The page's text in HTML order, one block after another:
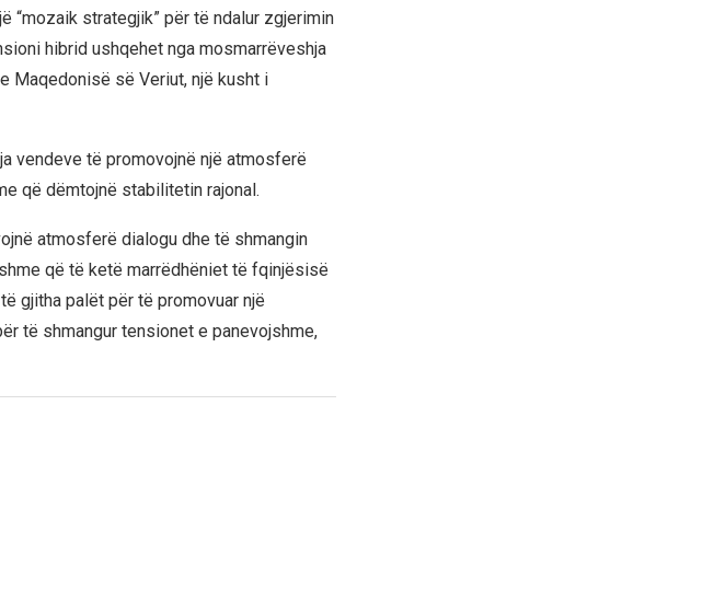
“mozaik strategjik” për të ndalur zgjerimin
hibrid ushqehet nga mosmarrëveshja
Maqedonisë së Veriut, një kusht i
vendeve të promovojnë një atmosferë
që dëmtojnë stabilitetin rajonal.
atmosferë dialogu dhe të shmangin
që të ketë marrëdhëniet të fqinjësisë
gjitha palët për të promovuar një
të shmangur tensionet e panevojshme,